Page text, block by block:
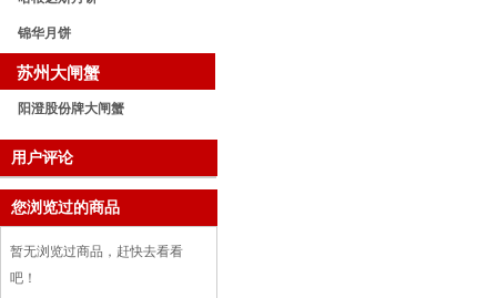
锦华月饼
苏州大闸蟹
阳澄股份牌大闸蟹
用户评论
您浏览过的商品
暂无浏览过商品，赶快去看看
吧！